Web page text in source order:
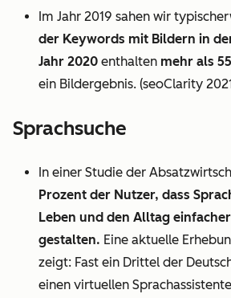
Im Jahr 2019 sahen wir
der Keywords mit Bildern in
Jahr 2020 enthalten mehr als
ein Bildergebnis. (seoClarity
Sprachsuche
In einer Studie der
Prozent der Nutzer, dass
Leben und den Alltag
gestalten. Eine aktuelle
zeigt: Fast ein Drittel der
einen virtuellen